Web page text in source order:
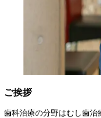
ご挨拶
歯科治療の分野はむし歯治